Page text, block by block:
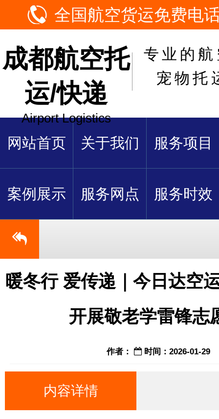
全国航空货运免费电
成都航空托
运/快递
Airport Logistics
专业的
宠物托
网站首页 关于我们 服务项目
案例展示 服务网点 服务时效
暖冬行 爱传递｜今日达空
开展敬老学雷锋志
作者： 时间：2026-01-29
内容详情